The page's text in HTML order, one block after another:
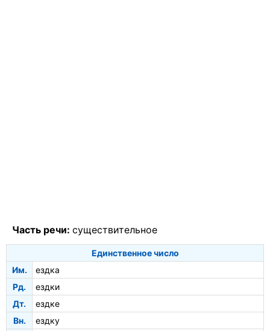
Часть речи: существительное
Единственное число
Им.
ездка
Рд.
ездки
Дт.
ездке
Вн.
ездку